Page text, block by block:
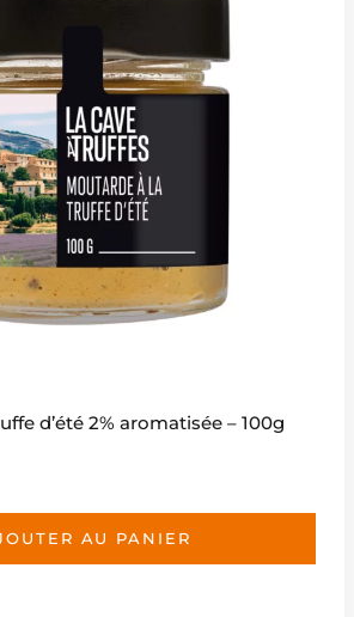
d’été 2% aromatisée – 100g
AU PANIER